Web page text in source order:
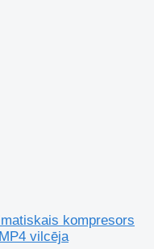
kompresors
vilcēja